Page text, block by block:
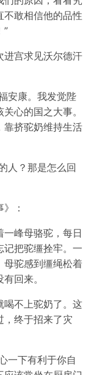
不敢相信他的品性
”
进宫求见沃尔德汗
安康。我发觉陛
心的国之大事。
靠挤驼奶维持生活
人？那是怎么回
：
峰母骆驼，每日
记把驼缰拴牢。一
母驼感到缰绳松着
回来。
喝不上驼奶了。这
，终于招来了灾
一下有利于你自